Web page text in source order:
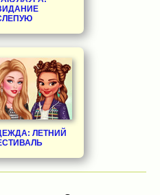
ЛЕТНИЙ